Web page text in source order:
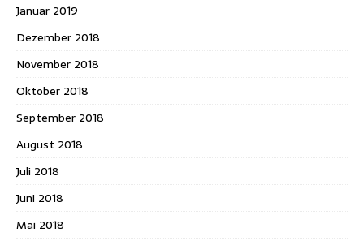
Januar 2019
Dezember 2018
November 2018
Oktober 2018
September 2018
August 2018
Juli 2018
Juni 2018
Mai 2018